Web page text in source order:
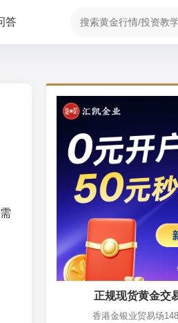
答
正规现货黄金交
香港金银业贸易场